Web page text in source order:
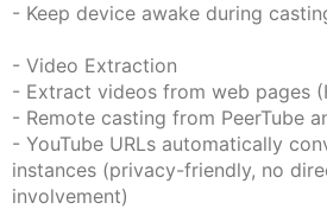
- Keep device awake during
- Video Extraction
- Extract videos from web pages
- Remote casting from PeerTube
- YouTube URLs automatically
instances (privacy-friendly, no
involvement)